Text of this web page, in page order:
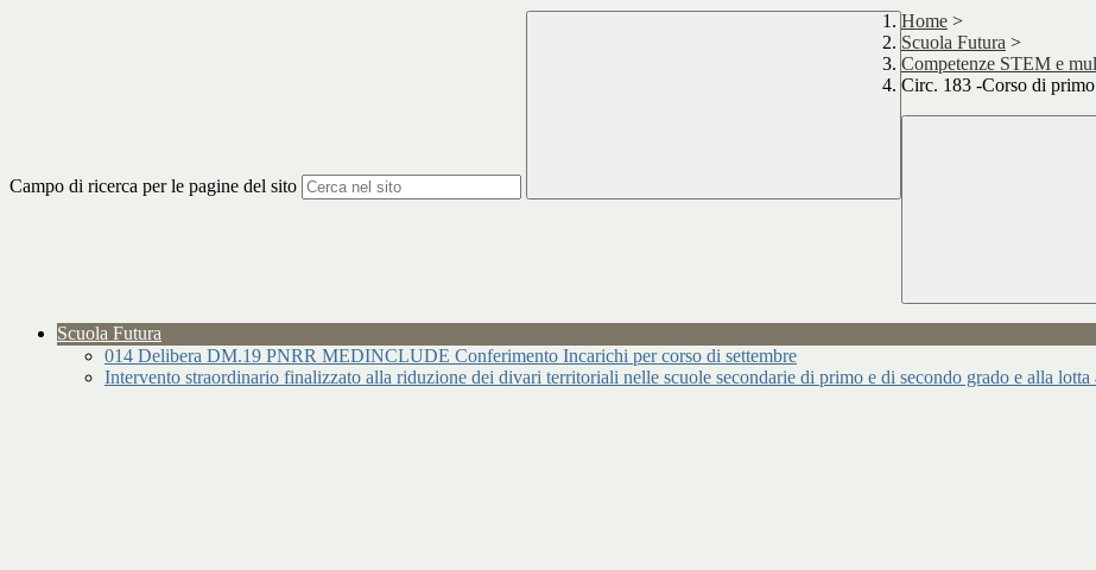
Campo di ricerca per le pagine del sito
Home >
Scuola Futura >
Competenze STEM e
Circ. 183 -Corso di
Scuola Futura
014 Delibera DM.19 PNRR MEDINCLUDE Conferimento Incarichi per corso di settembre
Intervento straordinario finalizzato alla riduzione dei divari territoriali nelle scuole secondarie di primo e di secondo grado e alla